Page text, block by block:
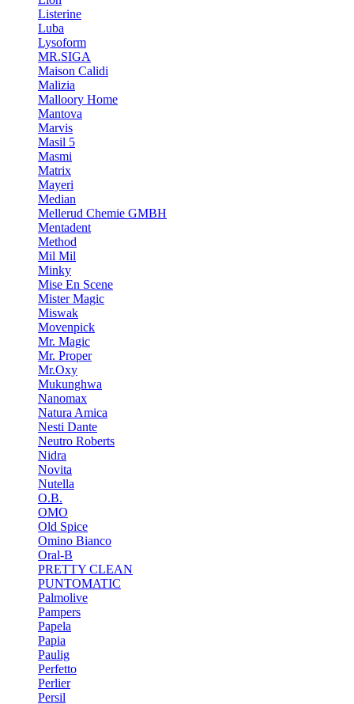
Listerine
Luba
Lysoform
MR.SIGA
Maison Calidi
Malizia
Malloory Home
Mantova
Marvis
Masil 5
Masmi
Matrix
Mayeri
Median
Mellerud Chemie GMBH
Mentadent
Method
Mil Mil
Minky
Mise En Scene
Mister Magic
Miswak
Movenpick
Mr. Magic
Mr. Proper
Mr.Oxy
Mukunghwa
Nanomax
Natura Amica
Nesti Dante
Neutro Roberts
Nidra
Novita
Nutella
O.B.
OMO
Old Spice
Omino Bianco
Oral-B
PRETTY CLEAN
PUNTOMATIC
Palmolive
Pampers
Papela
Papia
Paulig
Perfetto
Perlier
Persil